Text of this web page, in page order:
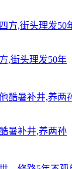
,街头理发50年
暑补井,养两孙